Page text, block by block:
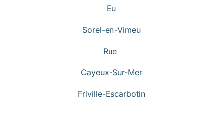
Eu
Sorel-en-Vimeu
Rue
Cayeux-Sur-Mer
Friville-Escarbotin